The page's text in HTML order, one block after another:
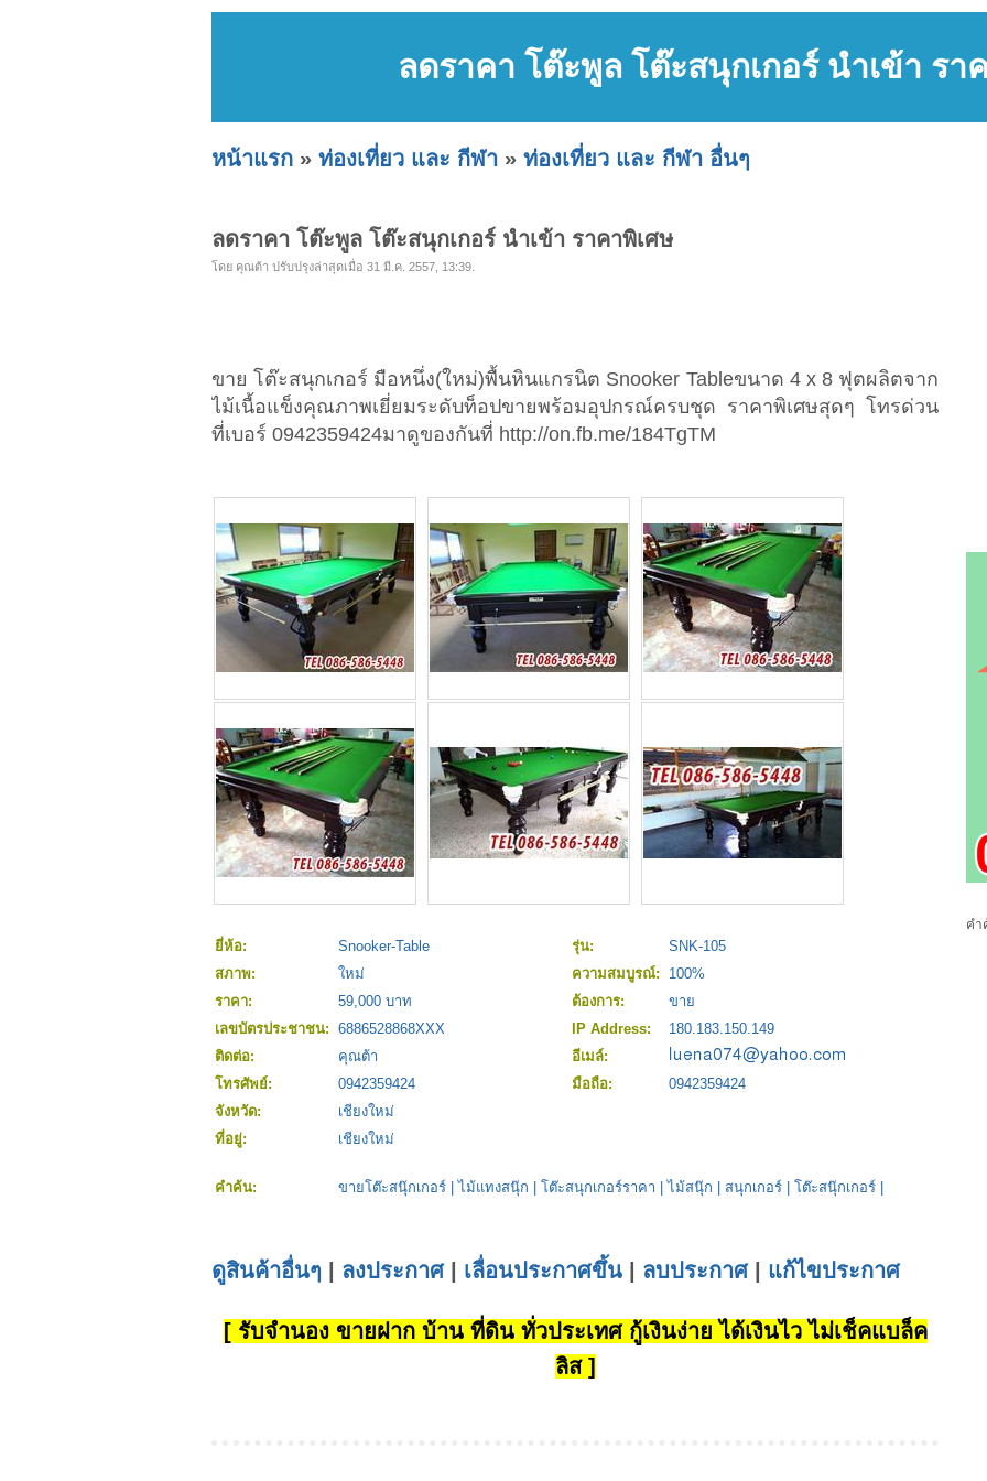
ลดราคา โต๊ะพูล โต๊ะสนุกเกอร์ นำเข้า รา
หน้าแรก » ท่องเที่ยว และ กีฬา » ท่องเที่ยว และ กีฬา อื่นๆ
ลดราคา โต๊ะพูล โต๊ะสนุกเกอร์ นำเข้า ราคาพิเศษ
โดย คุณต้า ปรับปรุงล่าสุดเมื่อ 31 มี.ค. 2557, 13:39.
ขาย โต๊ะสนุกเกอร์ มือหนึ่ง(ใหม่)พื้นหินแกรนิต Snooker Tableขนาด 4 x 8 ฟุตผลิตจาก
ไม้เนื้อแข็งคุณภาพเยี่ยมระดับท็อปขายพร้อมอุปกรณ์ครบชุด ราคาพิเศษสุดๆ โทรด่วน
ที่เบอร์ 0942359424มาดูของกันที่ http://on.fb.me/184TgTM
ยี่ห้อ: Snooker-Table รุ่น:
SNK-105
สภาพ:
ใหม่ ความสมบูรณ์:
100%
ราคา:
59,000 บาท ต้องการ:
ขาย
เลขบัตรประชาชน: 6886528868XXX IP Address:
180.183.150.149
ติดต่อ:
คุณต้า
อีเมล์:
โทรศัพย์:
0942359424 มือถือ:
0942359424
จังหวัด:
เชียงใหม่
ที่อยู่:
เชียงใหม่
คำค้น: ขายโต๊ะสนุ๊กเกอร์ |ไม้แทงสนุ๊ก โต๊ะสนุกเกอร์ราคา |ไม้สนุ๊ก สนุกเกอร์ โต๊ะสนุ๊กเกอร์
ดูสินค้าอื่นๆ ลงประกาศ| เลื่อนประกาศขึ้น ลบประกาศ| แก้ไขประกาศ
[ รับจำนอง ขายฝาก บ้าน ที่ดิน ทั่วประเทศ กู้เงินง่าย ได้เงินไว ไม่เช็คแบล็ค
ลิส ]
คำ